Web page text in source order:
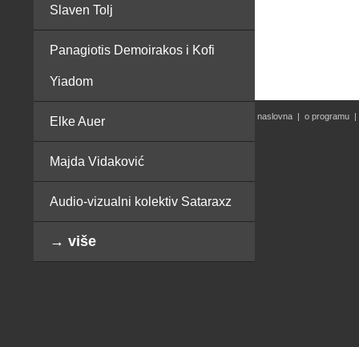
Slaven Tolj
Panagiotis Demoirakos i Kofi
Yiadom
Elke Auer
Majda Vidaković
Audio-vizualni kolektiv Sataraxz
→ više
naslovna | o programu |